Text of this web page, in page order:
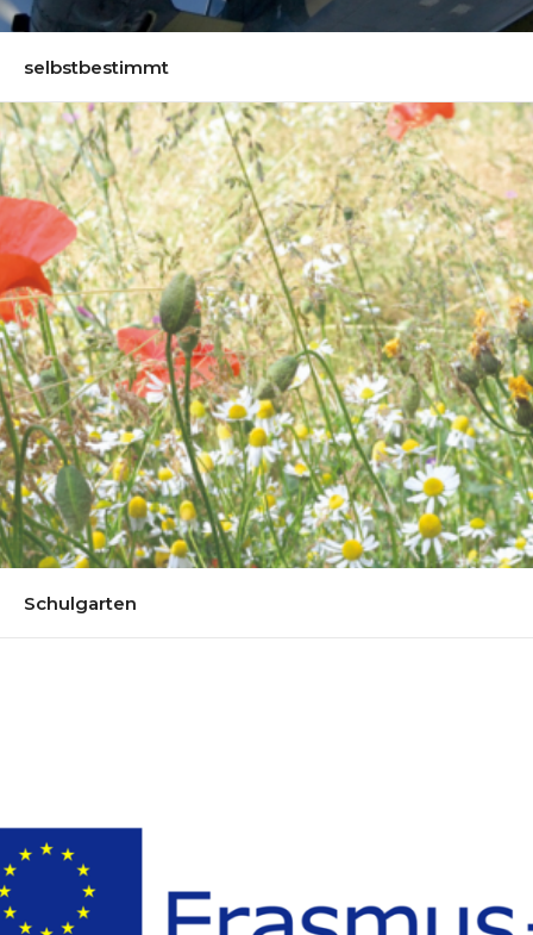
selbstbestimmt
Schulgarten